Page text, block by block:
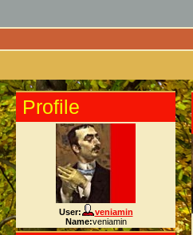
Profile
User:
veniamin
Name:veniamin